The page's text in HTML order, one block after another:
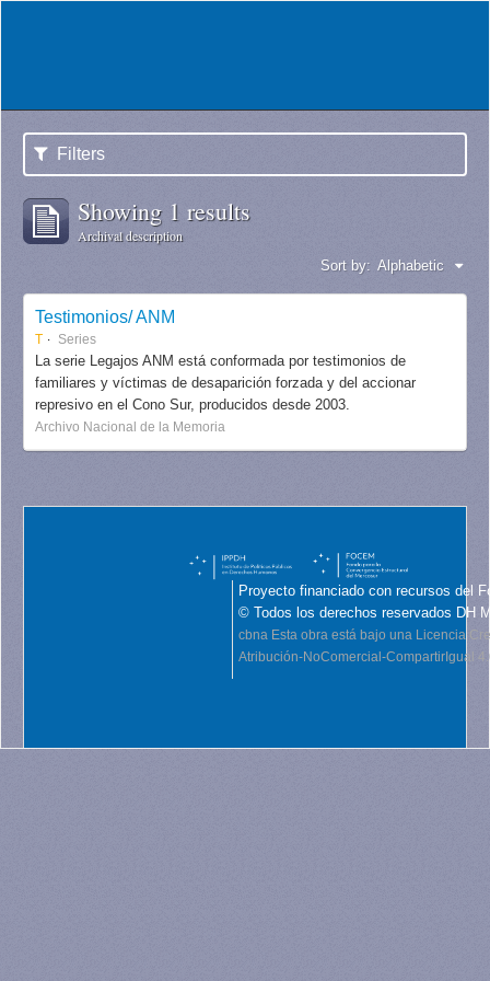
Filters
Showing 1 results
Archival description
Sort by: Alphabetic
Testimonios/ ANM
T Series
La serie Legajos ANM está conformada por testimonios de
familiares y víctimas de desaparición forzada y del accionar
represivo en el Cono Sur, producidos desde 2003.
Archivo Nacional de la Memoria
Proyecto financiado con recursos del
© Todos los derechos reservados DH
cbna Esta obra está bajo una Licencia
Atribución-NoComercial-CompartirIgual